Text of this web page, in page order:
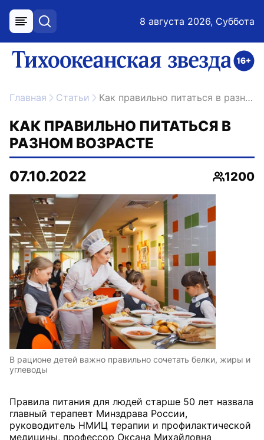
меню поиск 8 августа 2026, Суббота
ссылка на главную
Главная Статьи Как правильно питаться в разном возрасте
КАК ПРАВИЛЬНО ПИТАТЬСЯ В
РАЗНОМ ВОЗРАСТЕ
07.10.2022
1200
В рационе детей важно правильно сочетать белки, жиры и
углеводы
Правила питания для людей старше 50 лет назвала
главный терапевт Минздрава России,
руководитель НМИЦ терапии и профилактической
медицины, профессор Оксана Михайловна